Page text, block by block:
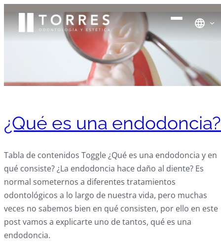
¿Qué es una endodoncia?
Tabla de contenidos Toggle ¿Qué es una endodoncia y en
qué consiste? ¿La endodoncia hace daño al diente? Es
normal someternos a diferentes tratamientos
odontológicos a lo largo de nuestra vida, pero muchas
veces no sabemos bien en qué consisten, por ello en este
post vamos a explicarte uno de tantos, qué es una
endodoncia.